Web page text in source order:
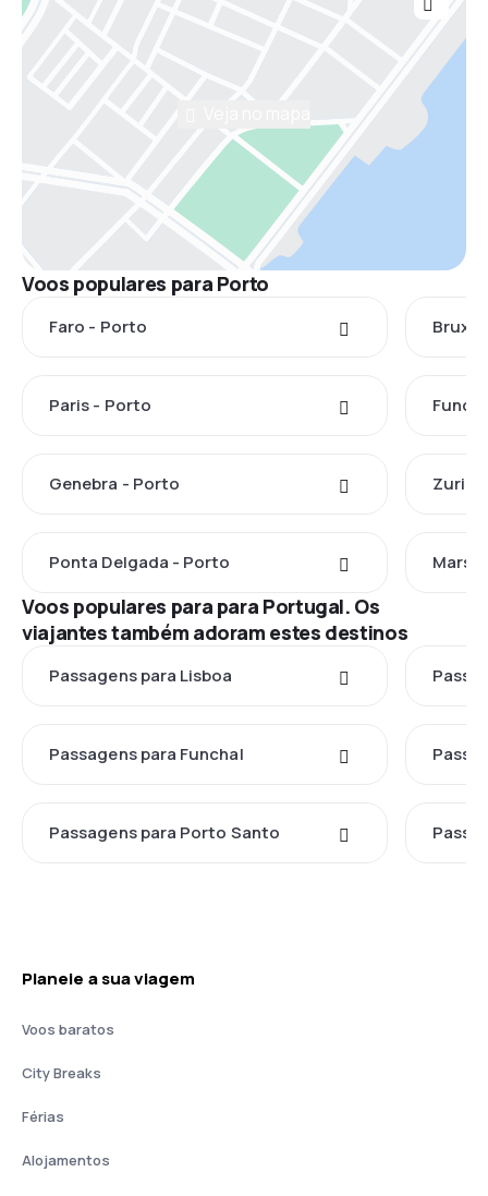
Voos populares para Porto
Faro - Porto
Paris - Porto
Genebra - Porto
Ponta Delgada - Porto
Voos populares para para Portugal. Os
viajantes também adoram estes destinos
Passagens para Lisboa
Passagens para Funchal
Passagens para Porto Santo
Planeie a sua viagem
Voos baratos
City Breaks
Férias
Alojamentos